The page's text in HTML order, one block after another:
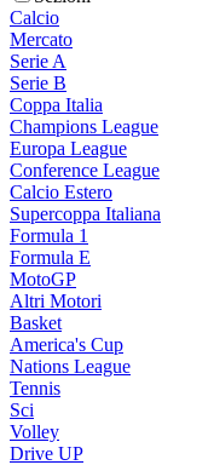
Calcio
Mercato
Serie A
Serie B
Coppa Italia
Champions League
Europa League
Conference League
Calcio Estero
Supercoppa Italiana
Formula 1
Formula E
MotoGP
Altri Motori
Basket
America's Cup
Nations League
Tennis
Sci
Volley
Drive UP